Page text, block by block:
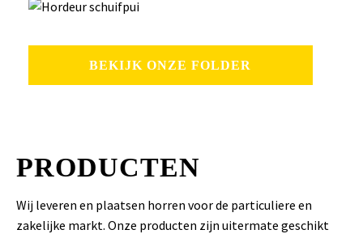
BEKIJK ONZE FOLDER
PRODUCTEN
Wij leveren en plaatsen horren voor de particuliere en
zakelijke markt. Onze producten zijn uitermate geschikt